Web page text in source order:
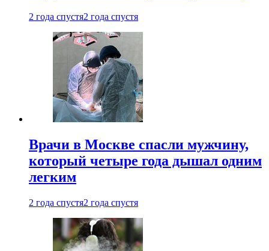
2 года спустя2 года спустя
Врачи в Москве спасли мужчину,
который четыре года дышал одним
легким
2 года спустя2 года спустя